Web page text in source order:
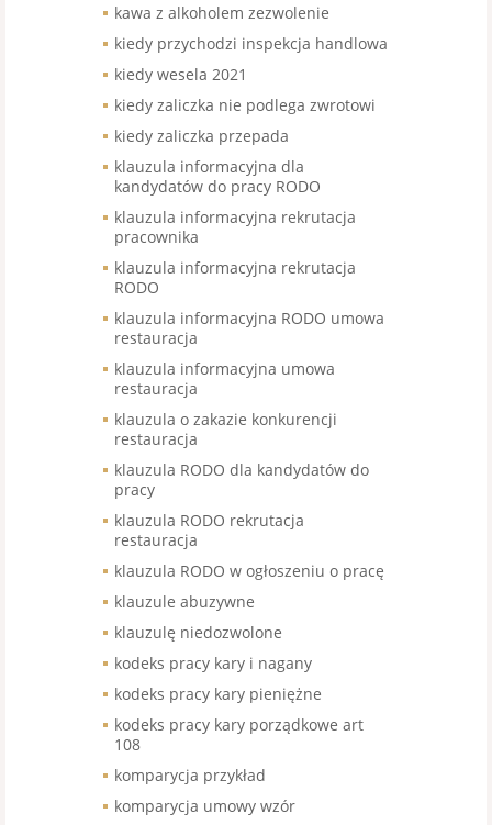
kawa z alkoholem zezwolenie
kiedy przychodzi inspekcja handlowa
kiedy wesela 2021
kiedy zaliczka nie podlega zwrotowi
kiedy zaliczka przepada
klauzula informacyjna dla
kandydatów do pracy RODO
klauzula informacyjna rekrutacja
pracownika
klauzula informacyjna rekrutacja
RODO
klauzula informacyjna RODO umowa
restauracja
klauzula informacyjna umowa
restauracja
klauzula o zakazie konkurencji
restauracja
klauzula RODO dla kandydatów do
pracy
klauzula RODO rekrutacja
restauracja
klauzula RODO w ogłoszeniu o pracę
klauzule abuzywne
klauzulę niedozwolone
kodeks pracy kary i nagany
kodeks pracy kary pieniężne
kodeks pracy kary porządkowe art
108
komparycja przykład
komparycja umowy wzór